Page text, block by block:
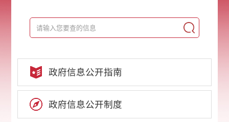
政府信息公开指南
政府信息公开制度